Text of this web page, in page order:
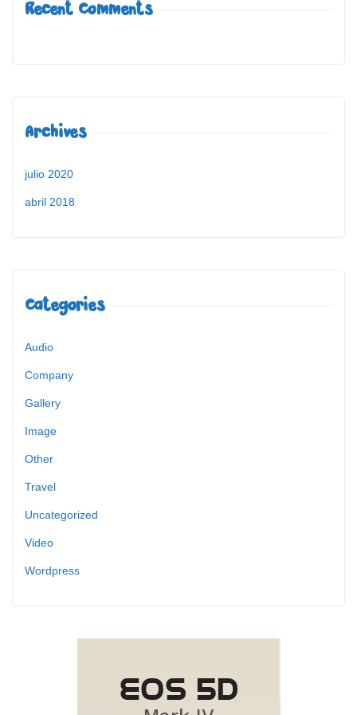
Recent Comments
Archives
julio 2020
abril 2018
Categories
Audio
Company
Gallery
Image
Other
Travel
Uncategorized
Video
Wordpress